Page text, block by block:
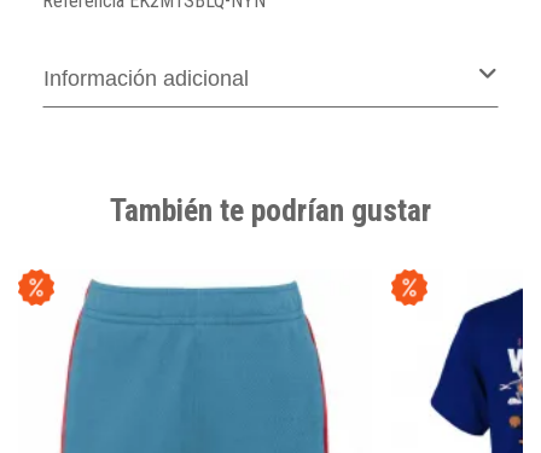
Información adicional
También te podrían gustar